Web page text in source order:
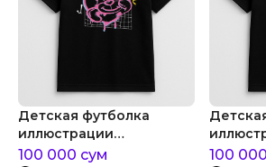
Детская футболка
иллюстрации
медвежонок с сердцем
100 000 сум
арт
100 000